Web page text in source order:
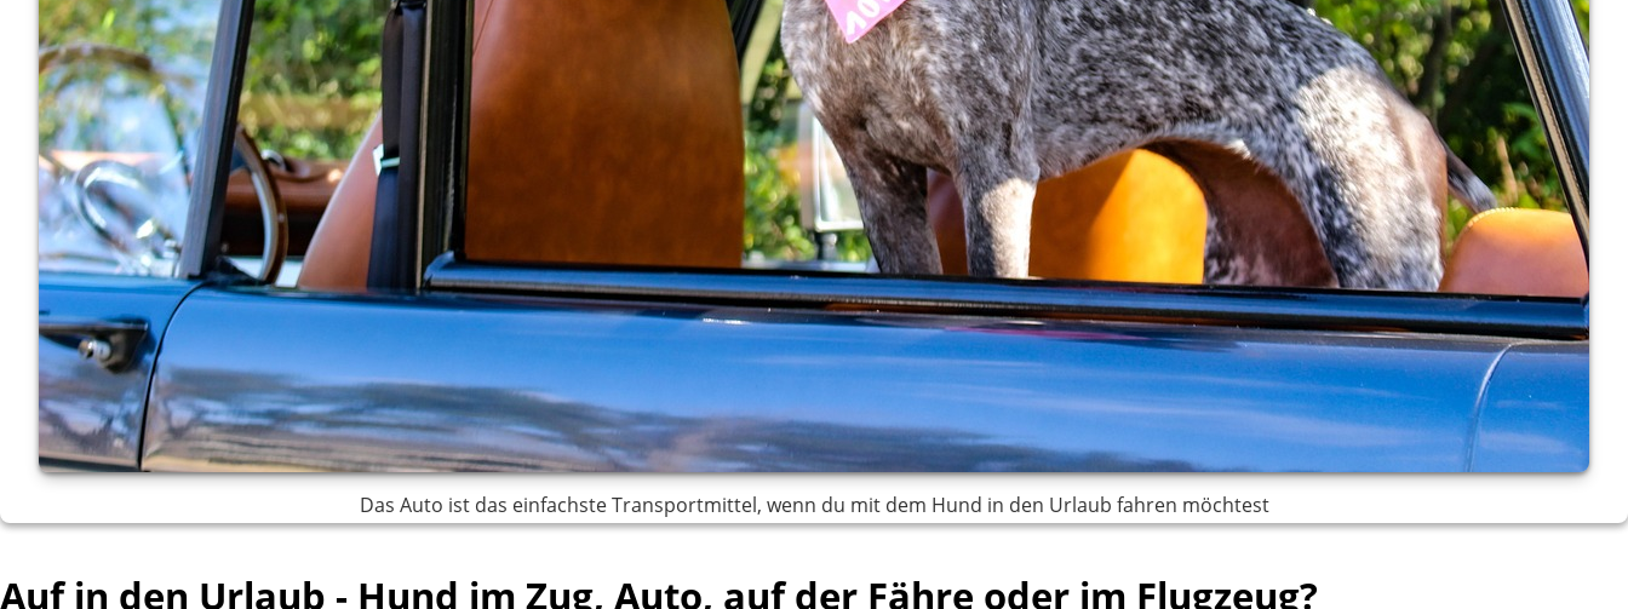
Das Auto ist das einfachste Transportmittel, wenn du mit dem Hund in den Urlaub fahren möchtest
Auf in den Urlaub - Hund im Zug, Auto, auf der Fähre oder im Flugzeug?